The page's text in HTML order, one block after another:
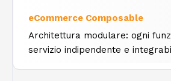
Architettura modulare: ogni
servizio indipendente e